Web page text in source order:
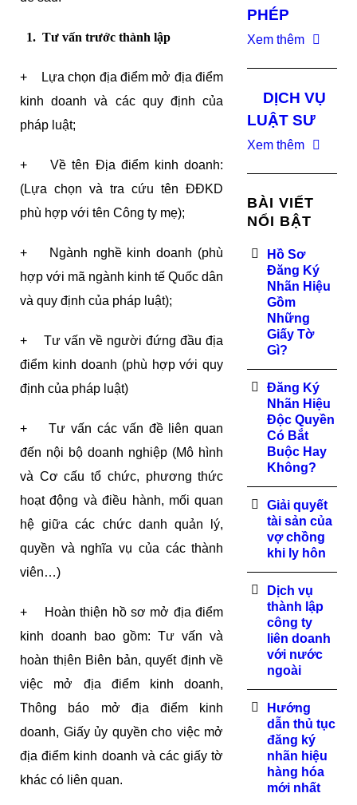
1. Tư vấn trước thành lập
+ Lựa chọn địa điểm mở địa điểm
kinh doanh và các quy định của
pháp luật;
+ Về tên Địa điểm kinh doanh:
(Lựa chọn và tra cứu tên ĐĐKD
phù hợp với tên Công ty mẹ);
+ Ngành nghề kinh doanh (phù
hợp với mã ngành kinh tế Quốc dân
và quy định của pháp luật);
+ Tư vấn về người đứng đầu địa
điểm kinh doanh (phù hợp với quy
định của pháp luật)
+ Tư vấn các vấn đề liên quan
đến nội bộ doanh nghiệp (Mô hình
và Cơ cấu tổ chức, phương thức
hoạt động và điều hành, mối quan
hệ giữa các chức danh quản lý,
quyền và nghĩa vụ của các thành
viên…)
+ Hoàn thiện hồ sơ mở địa điểm
kinh doanh bao gồm: Tư vấn và
hoàn thịên Biên bản, quyết định về
việc mở địa điểm kinh doanh,
Thông báo mở địa điểm kinh
doanh, Giấy ủy quyền cho việc mở
địa điểm kinh doanh và các giấy tờ
khác có liên quan.
PHÉP
Xem thêm
DỊCH VỤ
LUẬT SƯ
Xem thêm
BÀI VIẾT
NỔI BẬT
Hồ Sơ
Đăng Ký
Nhãn Hiệu
Gồm
Những
Giấy Tờ
Gì?
Đăng Ký
Nhãn Hiệu
Độc Quyền
Có Bắt
Buộc Hay
Không?
Giải quyết
tài sản của
vợ chồng
khi ly hôn
Dịch vụ
thành lập
công ty
liên doanh
với nước
ngoài
Hướng
dẫn thủ tục
đăng ký
nhãn hiệu
hàng hóa
mới nhất